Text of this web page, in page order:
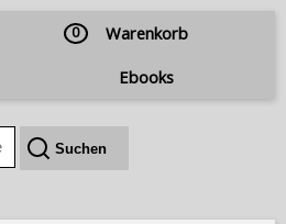
0
Warenkorb
Ebooks